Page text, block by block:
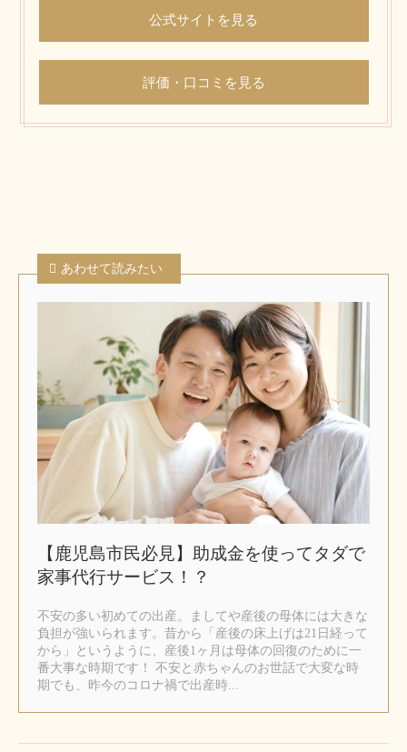
公式サイトを見る
評価・口コミを見る
あわせて読みたい
【鹿児島市民必見】助成金を使ってタダで
家事代行サービス！？
不安の多い初めての出産。ましてや産後の母体には大きな
負担が強いられます。昔から「産後の床上げは21日経って
から」というように、産後1ヶ月は母体の回復のために一
番大事な時期です！ 不安と赤ちゃんのお世話で大変な時
期でも、昨今のコロナ禍で出産時...